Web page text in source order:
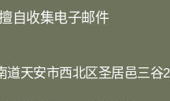
自收集电子邮件
道天安市西北区圣居邑三谷